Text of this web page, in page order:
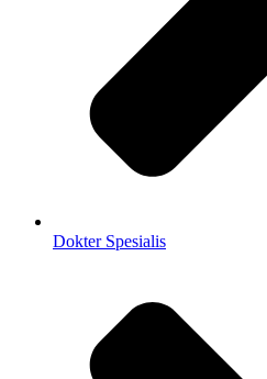
Dokter Spesialis